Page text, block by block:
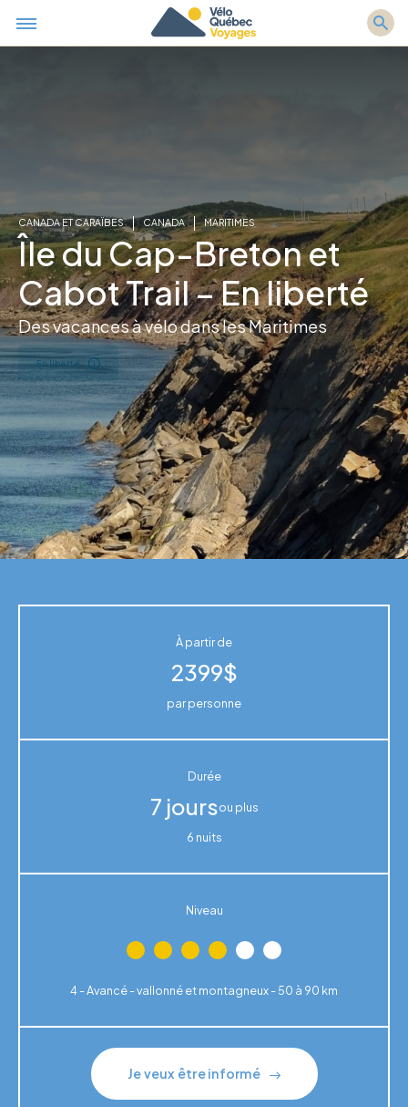
CANADA ET CARAÏBES CANADA MARITIMES
Île du Cap-Breton et
Cabot Trail – En liberté
Des vacances à vélo dans les Maritimes
En liberté
À partir de
2399$
par personne
Durée
7 joursou plus
6 nuits
Niveau
4 - Avancé - vallonné et montagneux - 50 à 90 km
Je veux être informé